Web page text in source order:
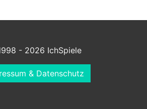
- 2026 IchSpiele
& Datenschutz